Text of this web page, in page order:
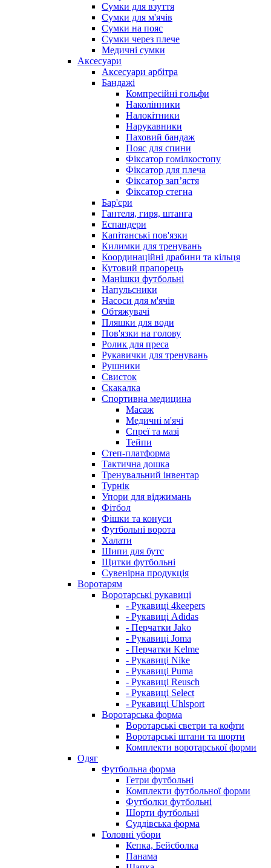
Сумки для взуття
Сумки для м'ячів
Сумки на пояс
Сумки через плече
Медичні сумки
Аксесуари
Аксесуари арбітра
Бандажі
Компресійні гольфи
Наколінники
Налокітники
Нарукавники
Паховий бандаж
Пояс для спини
Фіксатор гомілкостопу
Фіксатор для плеча
Фіксатор запʼястя
Фіксатор стегна
Бар'єри
Гантеля, гиря, штанга
Еспандери
Капітанські пов'язки
Килимки для тренувань
Координаційні драбини та кільця
Кутовий прапорець
Манішки футбольні
Напульсники
Насоси для м'ячів
Обтяжувачі
Пляшки для води
Пов'язки на голову
Ролик для преса
Рукавички для тренувань
Рушники
Свисток
Скакалка
Спортивна медицина
Масаж
Медичні м'ячі
Спреї та мазі
Тейпи
Степ-платформа
Тактична дошка
Тренувальний інвентар
Турнік
Упори для віджимань
Фітбол
Фішки та конуси
Футбольні ворота
Халати
Шипи для бутс
Щитки футбольні
Сувенірна продукція
Воротарям
Воротарські рукавиці
- Рукавиці 4keepers
- Рукавиці Adidas
- Перчатки Jako
- Рукавиці Joma
- Перчатки Kelme
- Рукавиці Nike
- Рукавиці Puma
- Рукавиці Reusch
- Рукавиці Select
- Рукавиці Uhlsport
Воротарська форма
Воротарські светри та кофти
Воротарські штани та шорти
Комплекти воротарської форми
Одяг
Футбольна форма
Гетри футбольні
Комплекти футбольної форми
Футболки футбольні
Шорти футбольні
Суддівська форма
Головні убори
Кепка, Бейсболка
Панама